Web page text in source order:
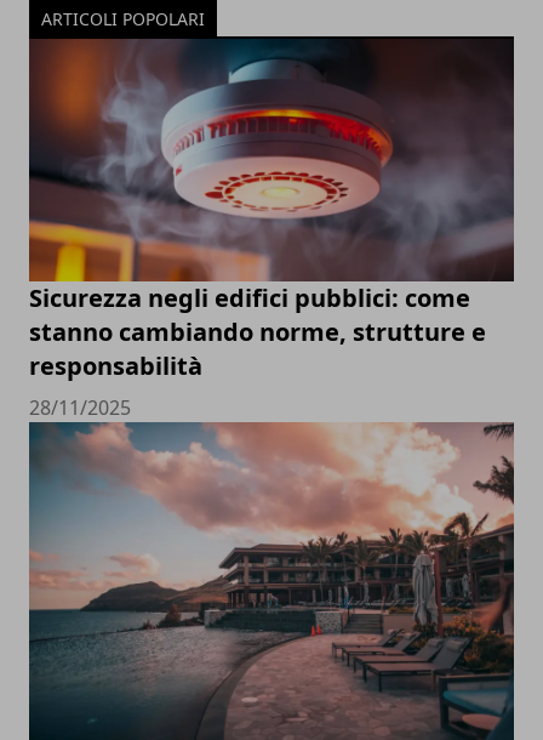
ARTICOLI POPOLARI
Sicurezza negli edifici pubblici: come
stanno cambiando norme, strutture e
responsabilità
28/11/2025